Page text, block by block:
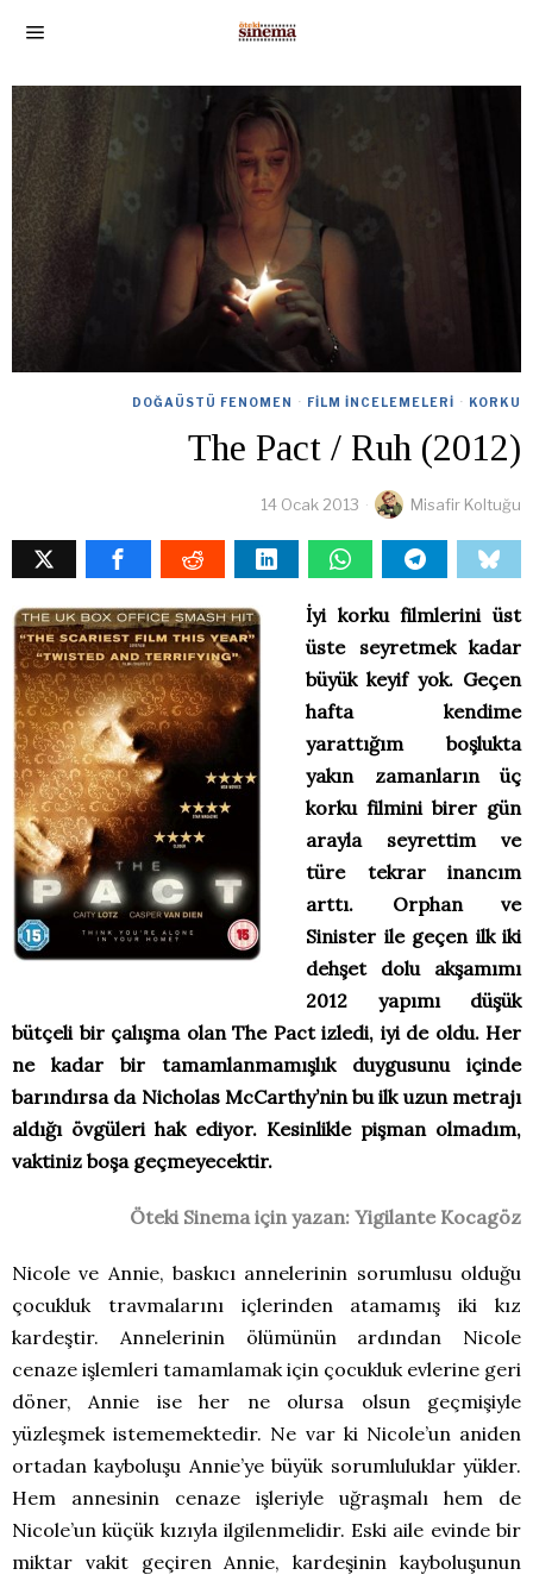
DOĞAÜSTÜ FENOMEN · FILM İNCELEMELERI · KORKU
The Pact / Ruh (2012)
14 Ocak 2013 Misafir Koltuğu
İyi korku filmlerini üst
üste seyretmek kadar
büyük keyif yok. Geçen
hafta kendime
yarattığım boşlukta
yakın zamanların üç
korku filmini birer gün
arayla seyrettim ve
türe tekrar inancım
arttı. Orphan ve
Sinister ile geçen ilk iki
dehşet dolu akşamımı
2012 yapımı düşük
bütçeli bir çalışma olan The Pact izledi, iyi de oldu. Her
ne kadar bir tamamlanmamışlık duygusunu içinde
barındırsa da Nicholas McCarthy’nin bu ilk uzun metrajı
aldığı övgüleri hak ediyor. Kesinlikle pişman olmadım,
vaktiniz boşa geçmeyecektir.
Öteki Sinema için yazan: Yigilante Kocagöz
Nicole ve Annie, baskıcı annelerinin sorumlusu olduğu
çocukluk travmalarını içlerinden atamamış iki kız
kardeştir. Annelerinin ölümünün ardından Nicole
cenaze işlemleri tamamlamak için çocukluk evlerine geri
döner, Annie ise her ne olursa olsun geçmişiyle
yüzleşmek istememektedir. Ne var ki Nicole’un aniden
ortadan kayboluşu Annie’ye büyük sorumluluklar yükler.
Hem annesinin cenaze işleriyle uğraşmalı hem de
Nicole’un küçük kızıyla ilgilenmelidir. Eski aile evinde bir
miktar vakit geçiren Annie, kardeşinin kayboluşunun